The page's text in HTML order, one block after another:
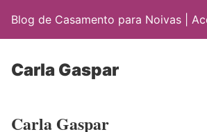
Blog de Casamento para Noivas |
Carla Gaspar
Carla Gaspar